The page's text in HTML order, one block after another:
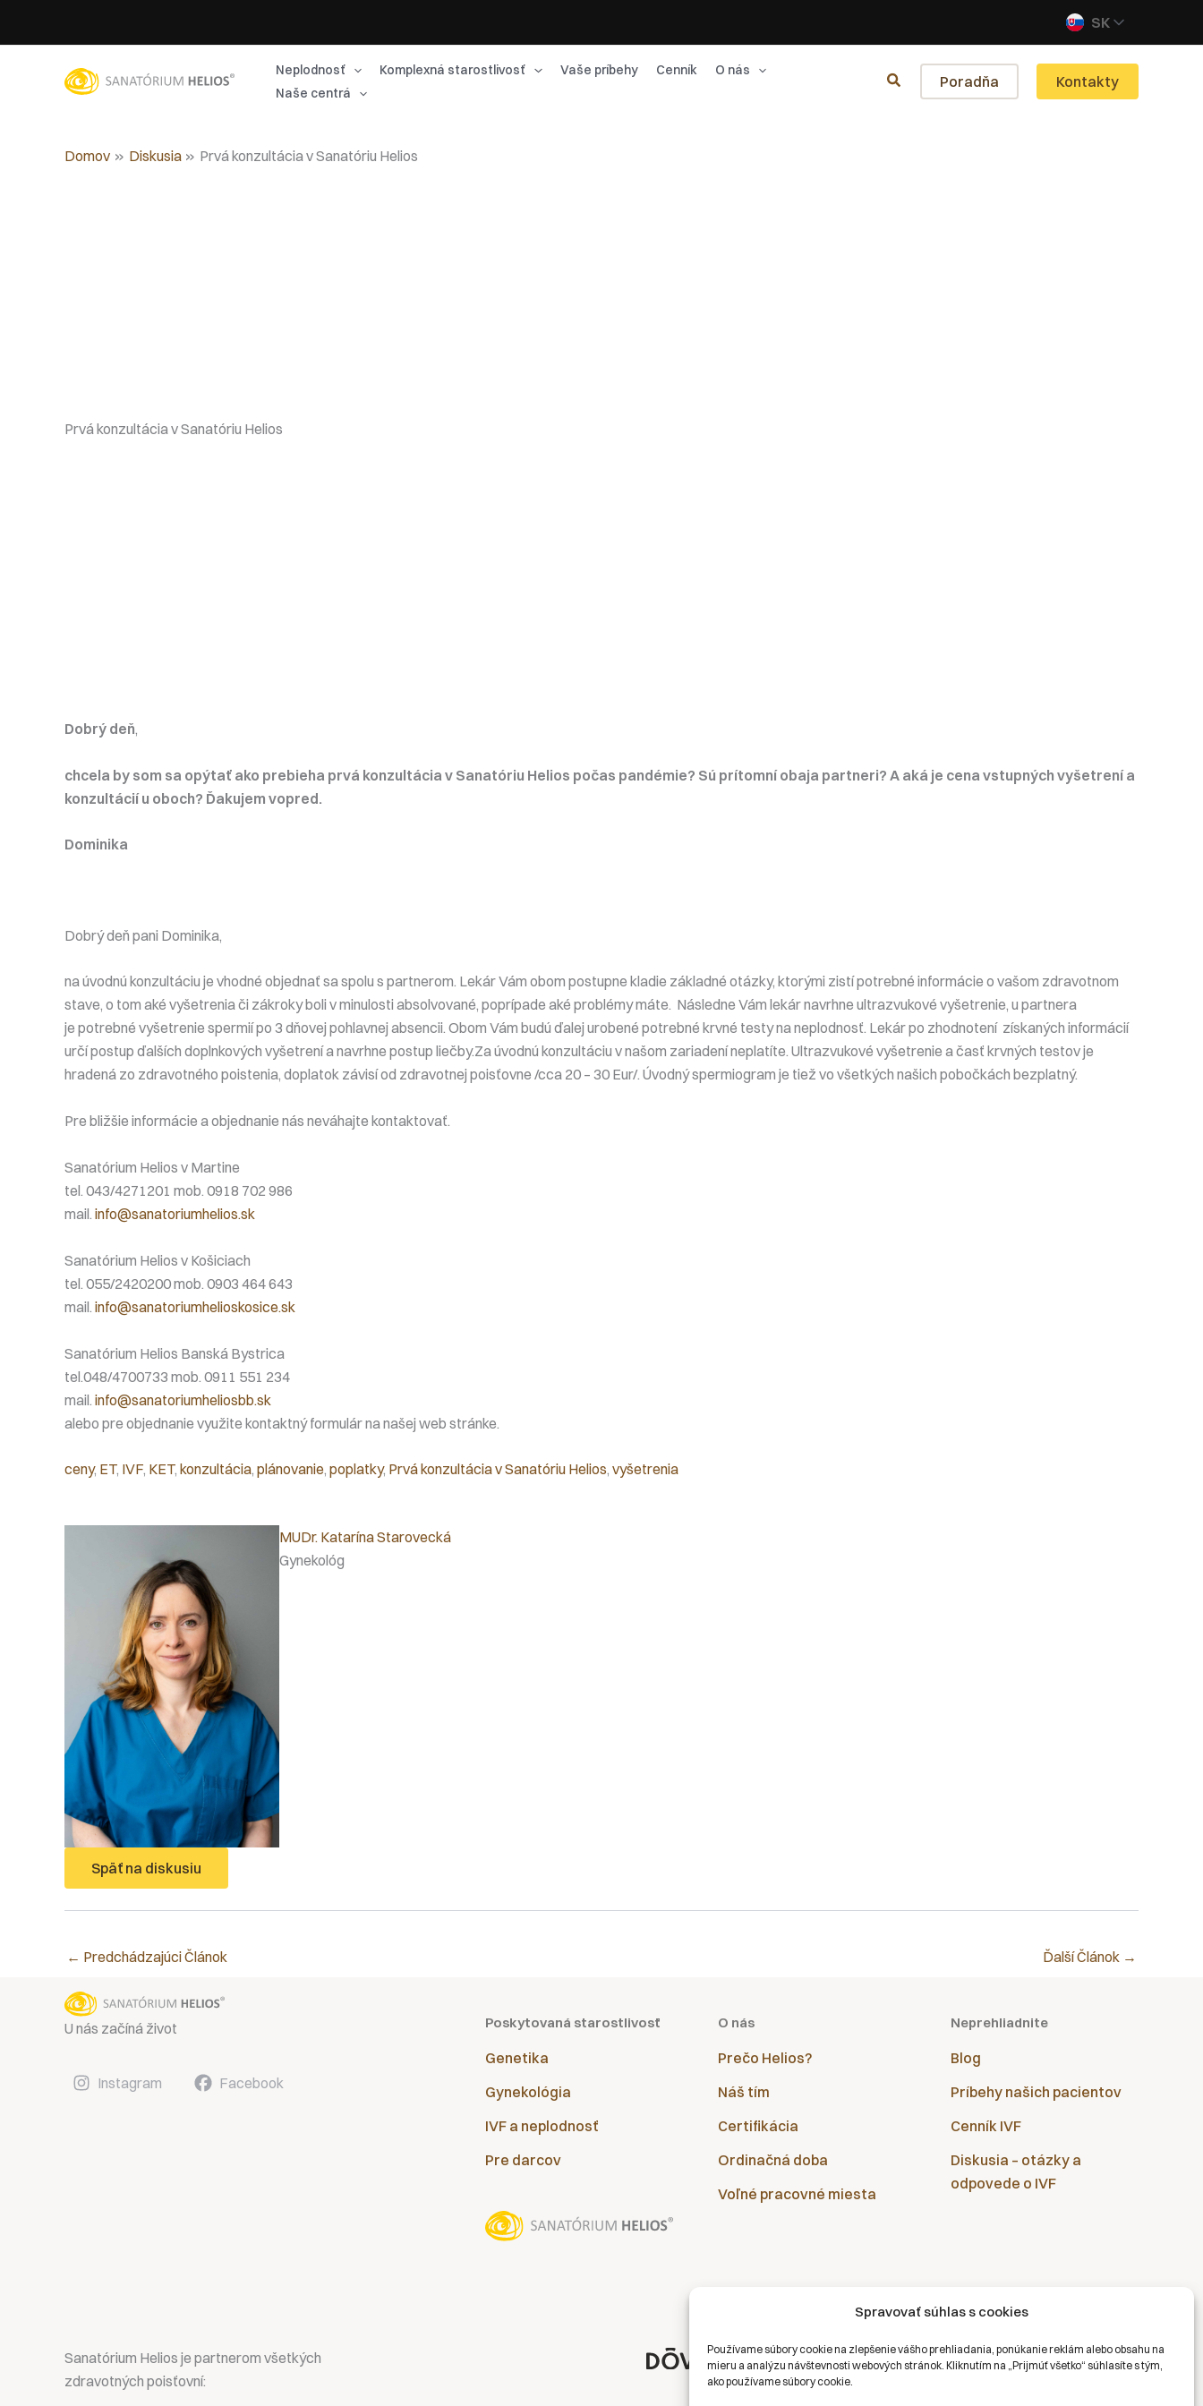
Spravovať súhlas s cookies
Používame súbory cookie na zlepšenie vášho prehliadania, ponúkanie reklám alebo obsahu na
mieru a analýzu návštevnosti webových stránok. Kliknutím na „Prijmúť všetko“ súhlasíte s tým,
ako používame súbory cookie.
SK
Neplodnosť Komplexná starostlivosť Vaše príbehy Cenník
O nás
Naše centrá
Poradňa Kontakty
Domov Diskusia Prvá konzultácia v Sanatóriu Helios
Prvá konzultácia v Sanatóriu Helios
Dobrý deň,
chcela by som sa opýtať ako prebieha prvá konzultácia v Sanatóriu Helios počas pandémie? Sú prítomní obaja partneri? A aká je cena vstupných vyšetrení a
konzultácií u oboch? Ďakujem vopred.
Dominika
Dobrý deň pani Dominika,
na úvodnú konzultáciu je vhodné objednať sa spolu s partnerom. Lekár Vám obom postupne kladie základné otázky, ktorými zistí potrebné informácie o vašom zdravotnom
stave, o tom aké vyšetrenia či zákroky boli v minulosti absolvované, poprípade aké problémy máte. Následne Vám lekár navrhne ultrazvukové vyšetrenie, u partnera
je potrebné vyšetrenie spermií po 3 dňovej pohlavnej absencii. Obom Vám budú ďalej urobené potrebné krvné testy na neplodnosť. Lekár po zhodnotení získaných informácií
určí postup ďalších doplnkových vyšetrení a navrhne postup liečby.Za úvodnú konzultáciu v našom zariadení neplatíte. Ultrazvukové vyšetrenie a časť krvných testov je
hradená zo zdravotného poistenia, doplatok závisí od zdravotnej poisťovne /cca 20 – 30 Eur/. Úvodný spermiogram je tiež vo všetkých našich pobočkách bezplatný.
Pre bližšie informácie a objednanie nás neváhajte kontaktovať.
Sanatórium Helios v Martine
tel. 043/4271201 mob. 0918 702 986
mail. info@sanatoriumhelios.sk
Sanatórium Helios v Košiciach
tel. 055/2420200 mob. 0903 464 643
mail. info@sanatoriumhelioskosice.sk
Sanatórium Helios Banská Bystrica
tel.048/4700733 mob. 0911 551 234
mail. info@sanatoriumheliosbb.sk
alebo pre objednanie využite kontaktný formulár na našej web stránke.
ceny, ET, IVF, KET, konzultácia, plánovanie, poplatky, Prvá konzultácia v Sanatóriu Helios, vyšetrenia
MUDr. Katarína Starovecká
Gynekológ
Späť na diskusiu
← Predchádzajúci Článok Ďalší Článok →
U nás začíná život
Instagram Facebook
Poskytovaná starostlivosť
Genetika
Gynekológia
IVF a neplodnosť
Pre darcov
O nás
Prečo Helios?
Náš tím
Certifikácia
Ordinačná doba
Voľné pracovné miesta
Neprehliadnite
Blog
Príbehy našich pacientov
Cenník IVF
Diskusia – otázky a
odpovede o IVF
Sanatórium Helios je partnerom všetkých
zdravotných poisťovní: